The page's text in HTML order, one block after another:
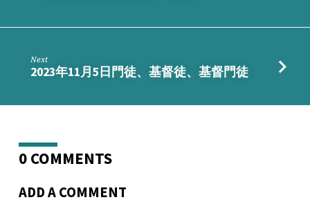
Next
2023年11月5日門徒、基督徒、基督門徒
0 COMMENTS
ADD A COMMENT